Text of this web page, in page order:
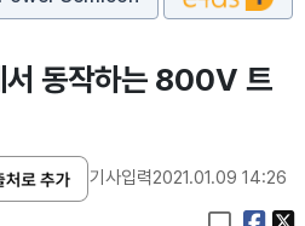
동작하는 800V 트
기사입력2021.01.09 14:26